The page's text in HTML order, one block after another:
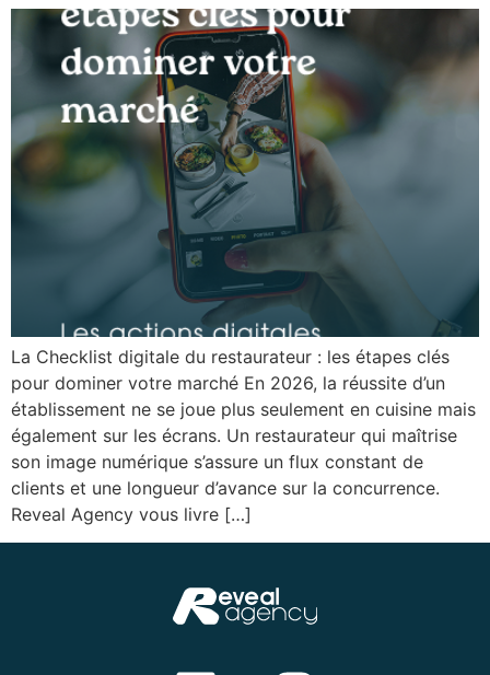
La Checklist digitale du restaurateur : les étapes clés
pour dominer votre marché En 2026, la réussite d’un
établissement ne se joue plus seulement en cuisine mais
également sur les écrans. Un restaurateur qui maîtrise
son image numérique s’assure un flux constant de
clients et une longueur d’avance sur la concurrence.
Reveal Agency vous livre […]